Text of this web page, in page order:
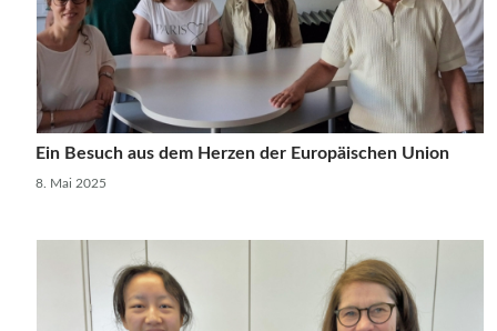
Ein Besuch aus dem Herzen der Europäischen Union
8. Mai 2025